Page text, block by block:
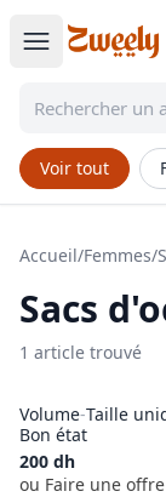
Voir tout
Accueil/Femmes/
Sacs
1 article trouvé
Volume-Taille
Bon état
200 dh
ou Faire une offre